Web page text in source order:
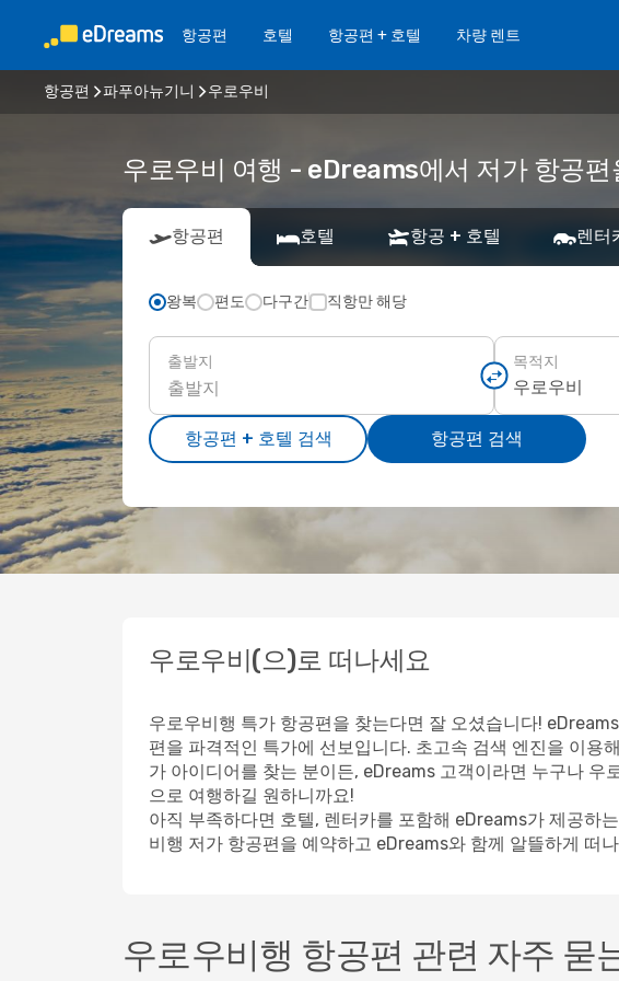
항공편 호텔 항공편 + 호텔 차량 렌트
항공편 파푸아뉴기니 우로우비
우로우비 여행 - eDreams에서 저가 항공편
항공편 호텔 항공 + 호텔 렌터
왕복 편도 다구간 직항만 해당
출발지 목적지
항공편 + 호텔 검색 항공편 검색
우로우비(으)로 떠나세요
우로우비행 특가 항공편을 찾는다면 잘 오셨습니다!
편을 파격적인 특가에 선보입니다. 초고속 검색 엔진을 이용
가 아이디어를 찾는 분이든, eDreams 고객이라면 누구나
으로 여행하길 원하니까요!
아직 부족하다면 호텔, 렌터카를 포함해 eDreams가 제공하
비행 저가 항공편을 예약하고 eDreams와 함께 알뜰하게 떠
우로우비행 항공편 관련 자주 묻